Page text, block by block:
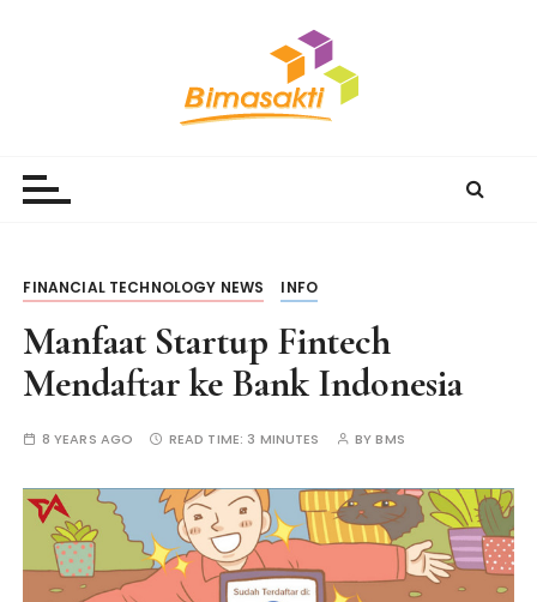
FINANCIAL TECHNOLOGY NEWS INFO
Manfaat Startup Fintech
Mendaftar ke Bank Indonesia
8 YEARS AGO READ TIME: 3 MINUTES BYBMS